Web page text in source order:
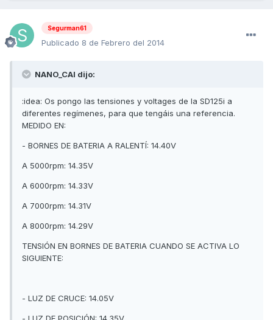
Segurman61
Publicado 8 de Febrero del 2014
NANO_CAI dijo:
:idea: Os pongo las tensiones y voltages de la SD125i a
diferentes regímenes, para que tengáis una referencia.
MEDIDO EN:
- BORNES DE BATERIA A RALENTÍ: 14.40V
A 5000rpm: 14.35V
A 6000rpm: 14.33V
A 7000rpm: 14.31V
A 8000rpm: 14.29V
TENSIÓN EN BORNES DE BATERIA CUANDO SE ACTIVA LO
SIGUIENTE:
- LUZ DE CRUCE: 14.05V